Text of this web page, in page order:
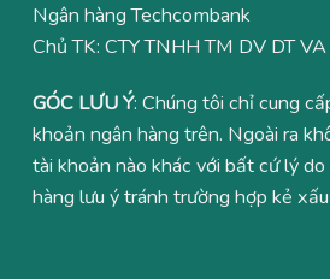
Ngân hàng Techcombank
Chủ TK: CTY TNHH TM DV DT
GÓC LƯU Ý: Chúng tôi chỉ cung
khoản ngân hàng trên. Ngoài ra
tài khoản nào khác với bất cứ lý do
hàng lưu ý tránh trường hợp kẻ